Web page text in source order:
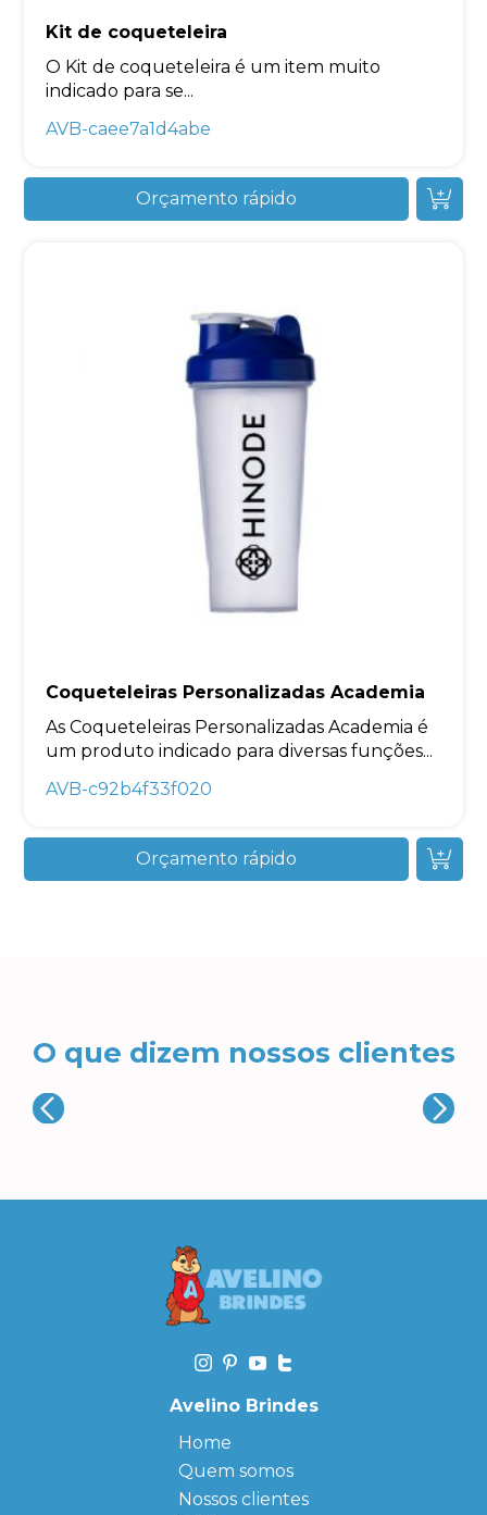
Kit de coqueteleira
O Kit de coqueteleira é um item muito
indicado para se...
AVB-caee7a1d4abe
Orçamento rápido
Coqueteleiras Personalizadas Academia
As Coqueteleiras Personalizadas Academia é
um produto indicado para diversas funções...
AVB-c92b4f33f020
Orçamento rápido
O que dizem nossos clientes
Avelino Brindes
Home
Quem somos
Nossos clientes